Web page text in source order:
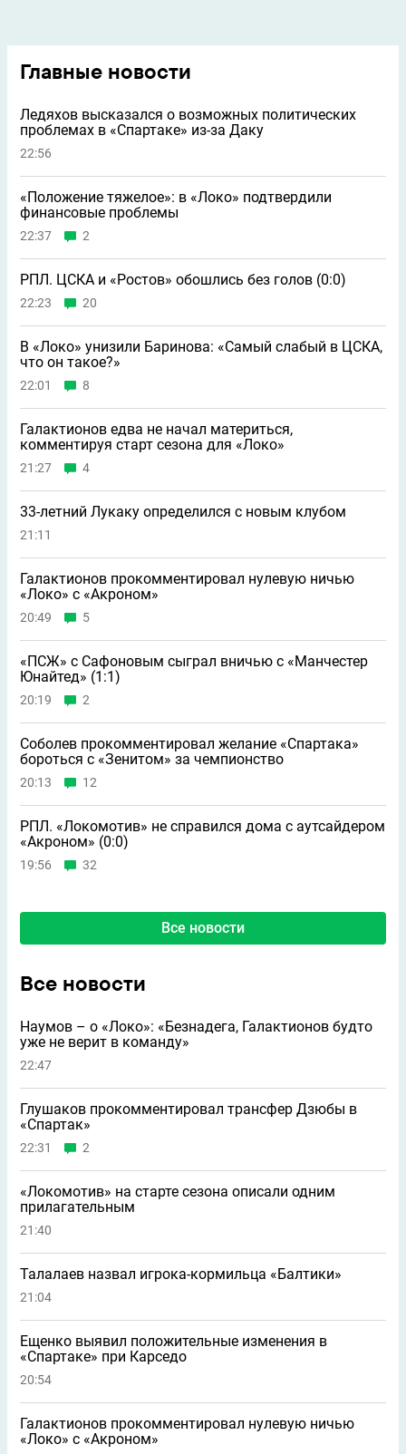
Главные новости
Ледяхов высказался о возможных политических
проблемах в «Спартаке» из-за Даку
22:56
«Положение тяжелое»: в «Локо» подтвердили
финансовые проблемы
22:37 2
РПЛ. ЦСКА и «Ростов» обошлись без голов (0:0)
22:23 20
В «Локо» унизили Баринова: «Самый слабый в ЦСКА,
что он такое?»
22:01 8
Галактионов едва не начал материться,
комментируя старт сезона для «Локо»
21:27 4
33-летний Лукаку определился с новым клубом
21:11
Галактионов прокомментировал нулевую ничью
«Локо» с «Акроном»
20:49 5
«ПСЖ» с Сафоновым сыграл вничью с «Манчестер
Юнайтед» (1:1)
20:19 2
Соболев прокомментировал желание «Спартака»
бороться с «Зенитом» за чемпионство
20:13 12
РПЛ. «Локомотив» не справился дома с аутсайдером
«Акроном» (0:0)
19:56 32
Все новости
Все новости
Наумов – о «Локо»: «Безнадега, Галактионов будто
уже не верит в команду»
22:47
Глушаков прокомментировал трансфер Дзюбы в
«Спартак»
22:31 2
«Локомотив» на старте сезона описали одним
прилагательным
21:40
Талалаев назвал игрока-кормильца «Балтики»
21:04
Ещенко выявил положительные изменения в
«Спартаке» при Карседо
20:54
Галактионов прокомментировал нулевую ничью
«Локо» с «Акроном»